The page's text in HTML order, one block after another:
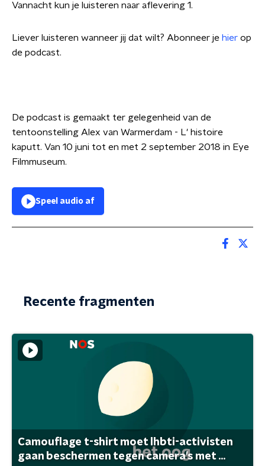
Vannacht kun je luisteren naar aflevering 1.
Liever luisteren wanneer jij dat wilt? Abonneer je hier op
de podcast.
De podcast is gemaakt ter gelegenheid van de
tentoonstelling Alex van Warmerdam - L' histoire
kaputt. Van 10 juni tot en met 2 september 2018 in Eye
Filmmuseum.
Speel audio af
Recente fragmenten
Camouflage t-shirt moet lhbti-activisten
gaan beschermen tegen camera's met ...